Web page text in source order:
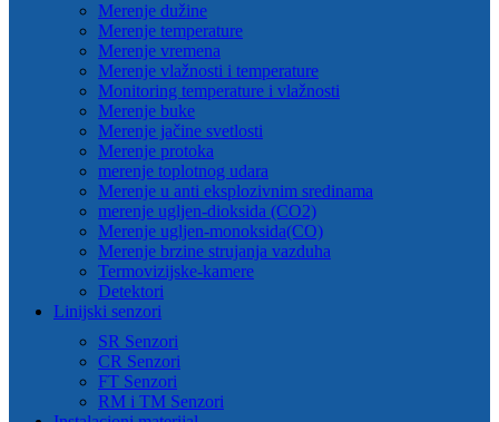
Merenje dužine
Merenje temperature
Merenje vremena
Merenje vlažnosti i temperature
Monitoring temperature i vlažnosti
Merenje buke
Merenje jačine svetlosti
Merenje protoka
merenje toplotnog udara
Merenje u anti eksplozivnim sredinama
merenje ugljen-dioksida (CO2)
Merenje ugljen-monoksida(CO)
Merenje brzine strujanja vazduha
Termovizijske-kamere
Detektori
Linijski senzori
SR Senzori
CR Senzori
FT Senzori
RM i TM Senzori